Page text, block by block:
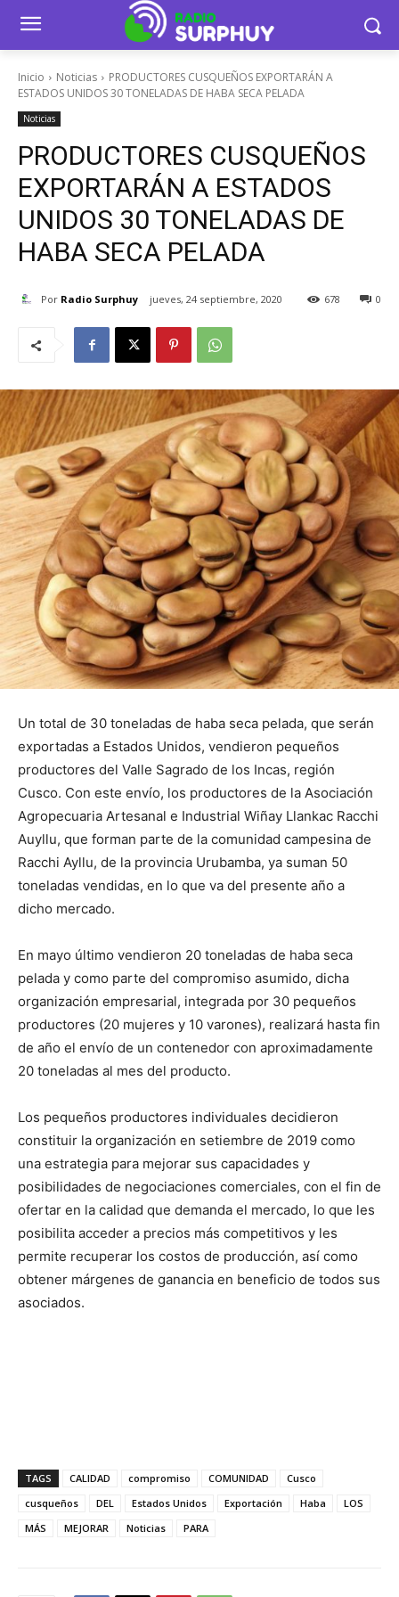
Inicio Noticias
PRODUCTORES CUSQUEÑOS EXPORTARÁN A
ESTADOS UNIDOS 30 TONELADAS DE HABA SECA PELADA
Noticias
PRODUCTORES CUSQUEÑOS
EXPORTARÁN A ESTADOS
UNIDOS 30 TONELADAS DE
HABA SECA PELADA
Por Radio Surphuy jueves, 24 septiembre, 2020 0
678
Un total de 30 toneladas de haba seca pelada, que serán
exportadas a Estados Unidos, vendieron pequeños
productores del Valle Sagrado de los Incas, región
Cusco. Con este envío, los productores de la Asociación
Agropecuaria Artesanal e Industrial Wiñay Llankac Racchi
Auyllu, que forman parte de la comunidad campesina de
Racchi Ayllu, de la provincia Urubamba, ya suman 50
toneladas vendidas, en lo que va del presente año a
dicho mercado.
En mayo último vendieron 20 toneladas de haba seca
pelada y como parte del compromiso asumido, dicha
organización empresarial, integrada por 30 pequeños
productores (20 mujeres y 10 varones), realizará hasta fin
de año el envío de un contenedor con aproximadamente
20 toneladas al mes del producto.
Los pequeños productores individuales decidieron
constituir la organización en setiembre de 2019 como
una estrategia para mejorar sus capacidades y
posibilidades de negociaciones comerciales, con el fin de
ofertar en la calidad que demanda el mercado, lo que les
posibilita acceder a precios más competitivos y les
permite recuperar los costos de producción, así como
obtener márgenes de ganancia en beneficio de todos sus
asociados.
TAGS CALIDAD compromiso COMUNIDAD
Cusco
cusqueños
DEL Estados Unidos Exportación Haba
LOS
MÁS
MEJORAR Noticias PARA